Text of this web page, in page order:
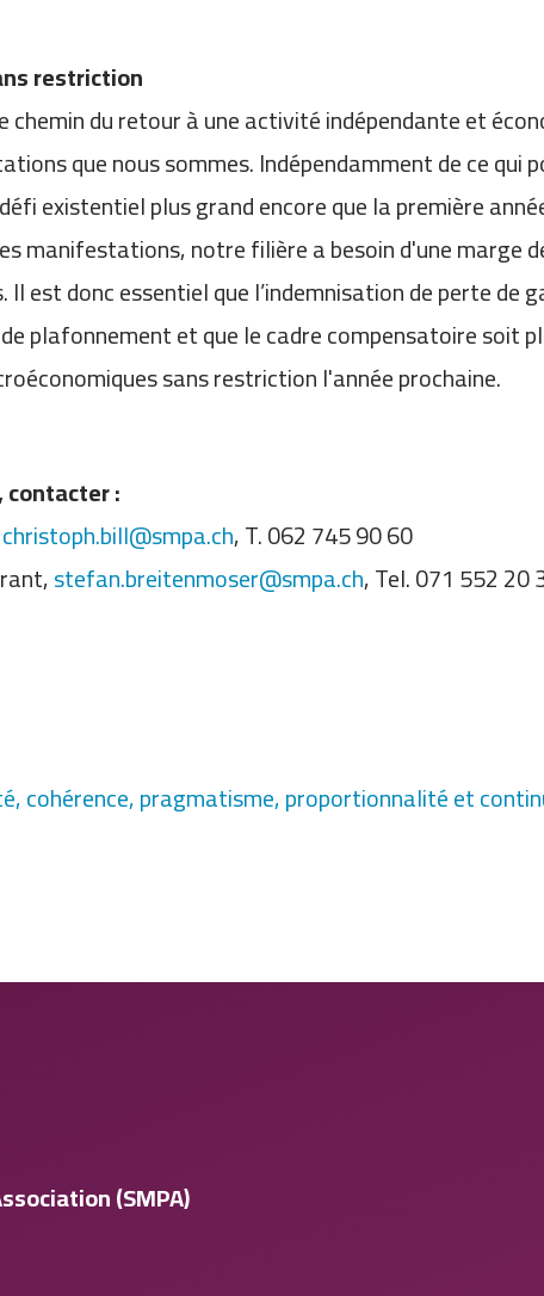
restriction
du retour à une activité indépendante et
que nous sommes. Indépendamment de ce qui
existentiel plus grand encore que la première
manifestations, notre filière a besoin d'une
est donc essentiel que l’indemnisation de perte de
plafonnement et que le cadre compensatoire soit
sans restriction l'année prochaine.
contacter :
christoph.bill@smpa.ch, T. 062 745 90 60
stefan.breitenmoser@smpa.ch, Tel. 071 552 20
cohérence, pragmatisme, proportionnalité et
(SMPA)